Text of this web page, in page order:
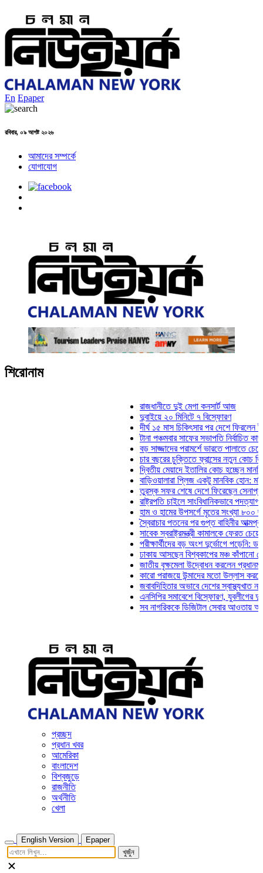
En Epaper
রবিবার, ০৯ আগষ্ট ২০২৬
আমাদের সম্পর্কে
যোগাযোগ
শিরোনাম
রাজধানীতে দুই মেগা কনসার্ট আজ
দুবাইয়ে ২০ মিনিটে ৭ বিস্ফোরণ
দীর্ঘ ১৫ মাস চিকিৎসার পর দেশে ফিরলেন ইলিয়াস
টানা পঞ্চমবার সাফের সভাপতি নির্বাচিত কাজী
বড় সাজ্জাদের পরামর্শে ভারতে পালাতে
চার বছরের চুক্তিতে ফ্রান্সের নতুন কোচ জিদান
দ্বিতীয় মেয়াদে ইতালির কোচ হচ্ছেন মানচিনি
বাড়িওয়ালারা প্লিজ একটু মানবিক হোন: মনিরা মিঠু
তুরস্ক সফর শেষে দেশে ফিরেছেন সেনাপ্রধান
রাষ্ট্রপতি চাইলে সাংবিধানিকভাবে পদত্যাগ করতে
হাম ও হামের উপসর্গে মৃতের সংখ্যা ৮০০ ছাড়াল
স্বৈরাচার পতনের পর গুপ্ত বাহিনীর আত্মপ্রকাশ:
সাবেক স্বরাষ্ট্রমন্ত্রী কামালকে ফেরত চেয়ে
পরীক্ষার্থীদের বড় অংশ দুর্ভোগে পড়েনি: ড. মাহ্‌দী
ঢাকায় আসছেন বিশ্বকাপের মঞ্চ কাঁপানো সেই
জাতীয় বৃক্ষমেলা উদ্বোধন করলেন প্রধানমন্ত্রী
কারো পরাজয়ে উন্মাদের মতো উল্লাস করতে হয়
জবাবদিহিতার অভাবে দেশের স্বাস্থ্যখাত নানা
এনসিপির সমাবেশে বিস্ফোরণ, যুবলীগের দুই
সব নাগরিককে ডিজিটাল সেবার আওতায় আনতে
প্রচ্ছদ
প্রধান খবর
আমেরিকা
বাংলাদেশ
বিশ্বজুড়ে
রাজনীতি
অর্থনীতি
খেলা
English Version
Epaper
খুজুঁন